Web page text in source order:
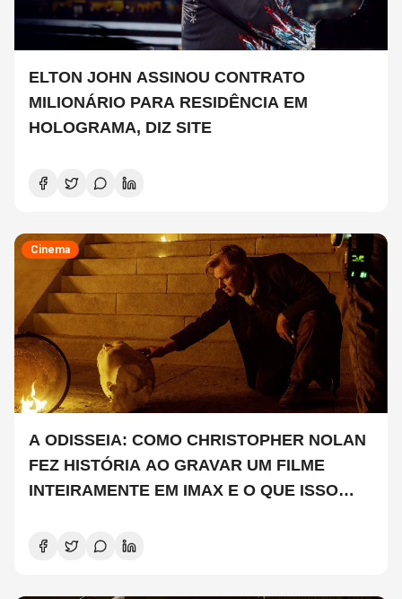
ELTON JOHN ASSINOU CONTRATO
MILIONÁRIO PARA RESIDÊNCIA EM
HOLOGRAMA, DIZ SITE
Cinema
A ODISSEIA: COMO CHRISTOPHER NOLAN
FEZ HISTÓRIA AO GRAVAR UM FILME
INTEIRAMENTE EM IMAX E O QUE ISSO